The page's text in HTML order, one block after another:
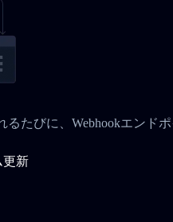
るたびに、Webhookエンド
更新